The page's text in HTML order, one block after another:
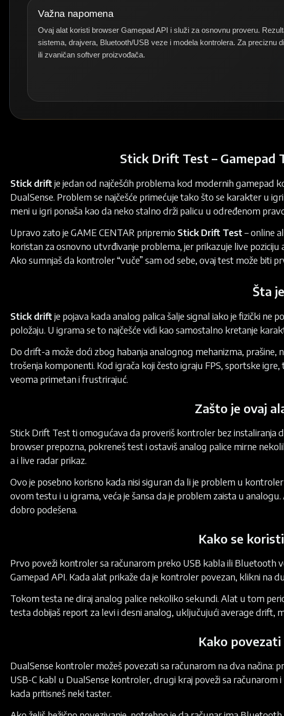
Važna napomena
Ovaj alat koristi browser Gamepad API i služi za osnovnu proveru.
sistema, drajvera, Bluetooth/USB veze i modela kontrolera. Za preciznu
ili zvaničan softver proizvođača.
Stick Drift Test –
Stick drift je jedan od najčešćih problema kod modernih gamepad
DualSense. Problem se najčešće primećuje tako što se karakter u
meni u igri ponaša kao da neko stalno drži palicu u određenom
Upravo zato je GAME CENTAR pripremio Stick Drift Test – online
koristan za osnovno utvrđivanje problema, jer prikazuje live
Ako sumnjaš da kontroler “vuče” sam od sebe, ovaj test može biti
Šta
Stick drift je pojava kada analog palica šalje signal iako je fizički
položaju. U igrama se to najčešće vidi kao samostalno kretanje
Do drift-a može doći zbog habanja analognog mehanizma,
trošenja komponenti. Kod igrača koji često igraju FPS, sportske
veoma primetan i frustrirajuć.
Zašto je ovaj
Stick Drift Test ti omogućava da proveriš kontroler bez instaliranja
browser prepozna, pokreneš test i ostaviš analog palice mirne
a i live radar prikaz.
Ovo je posebno korisno kada nisi siguran da li je problem u
ovom testu i u igrama, veća je šansa da je problem zaista u
dobro podešena.
Kako se
Prvo poveži kontroler sa računarom preko USB kabla ili Bluetooth
Gamepad API. Kada alat prikaže da je kontroler povezan, klikni na
Tokom testa ne diraj analog palice nekoliko sekundi. Alat u tom
testa dobijaš report za levi i desni analog, uključujući average
Kako
DualSense kontroler možeš povezati sa računarom na dva načina:
USB-C kabl u DualSense kontroler, drugi kraj poveži sa
kada pritisneš neki taster.